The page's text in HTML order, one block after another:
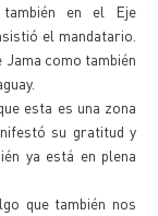
en el Eje
el mandatario.
como también
esta es una zona
su gratitud y
ya está en plena
que también nos